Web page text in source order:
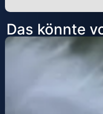
Alternative:
Das könnte